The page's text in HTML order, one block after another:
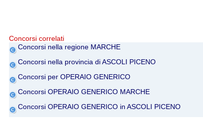
Concorsi correlati
Concorsi nella regione MARCHE
Concorsi nella provincia di ASCOLI PICENO
Concorsi per OPERAIO GENERICO
Concorsi OPERAIO GENERICO MARCHE
Concorsi OPERAIO GENERICO in ASCOLI PICENO